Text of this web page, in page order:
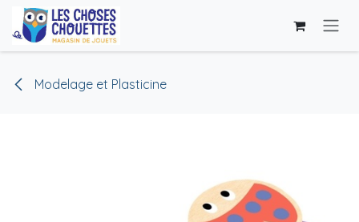
Se rendre au contenu
Modelage et Plasticine